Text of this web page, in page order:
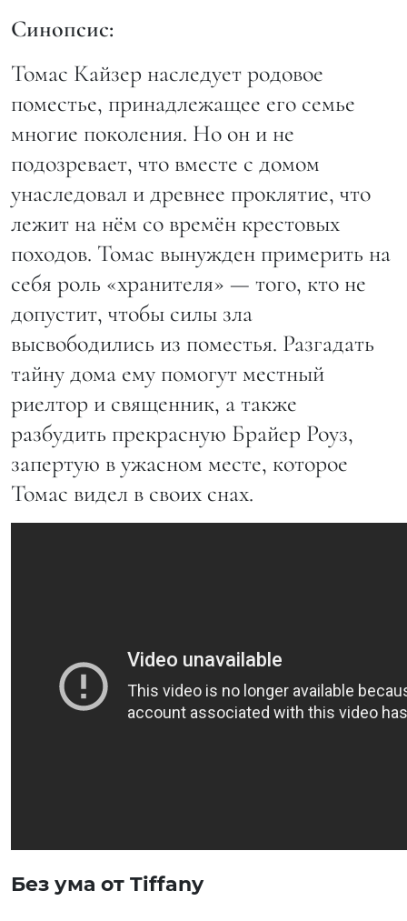
Синопсис:
Томас Кайзер наследует родовое
поместье, принадлежащее его семье
многие поколения. Но он и не
подозревает, что вместе с домом
унаследовал и древнее проклятие, что
лежит на нём со времён крестовых
походов. Томас вынужден примерить на
себя роль «хранителя» — того, кто не
допустит, чтобы силы зла
высвободились из поместья. Разгадать
тайну дома ему помогут местный
риелтор и священник, а также
разбудить прекрасную Брайер Роуз,
запертую в ужасном месте, которое
Томас видел в своих снах.
Без ума от Tiffany